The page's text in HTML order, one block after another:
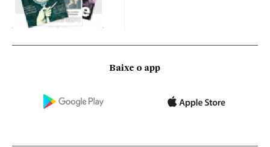
Baixe o app